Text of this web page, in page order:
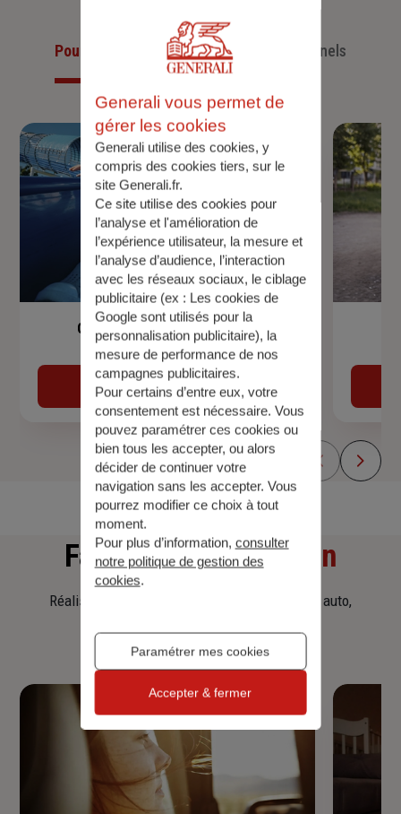
Pour les particuliersPour les professionnels
Garantie Accidents de la Vie
Découvrir
Faitesune simulation
Réalisez une simulation tarifaire d'assurance, auto,
Generali vous permet de
gérer les cookies
Generali utilise des cookies, y
compris des cookies tiers, sur le
site Generali.fr.
Ce site utilise des cookies pour
l’analyse et l'amélioration de
l’expérience utilisateur, la mesure et
l’analyse d’audience, l’interaction
avec les réseaux sociaux, le ciblage
publicitaire (ex : Les cookies de
Google sont utilisés pour la
personnalisation publicitaire), la
mesure de performance de nos
campagnes publicitaires.
Pour certains d’entre eux, votre
consentement est nécessaire. Vous
pouvez paramétrer ces cookies ou
bien tous les accepter, ou alors
décider de continuer votre
navigation sans les accepter. Vous
pourrez modifier ce choix à tout
moment.
Pour plus d’information, consulter
notre politique de gestion des
cookies.
Paramétrer mes cookies
Accepter & fermer